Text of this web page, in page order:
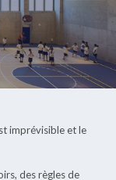
imprévisible et le
des règles de